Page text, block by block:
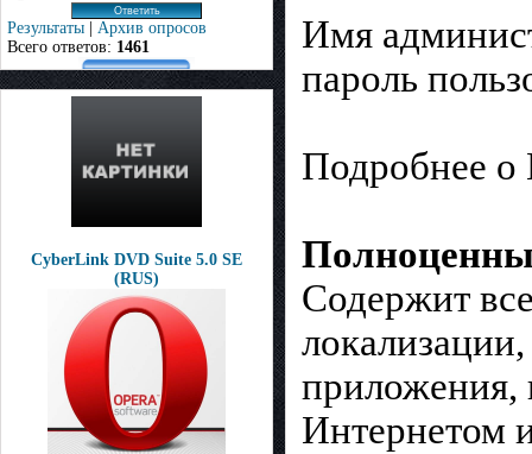
Результаты | Архив опросов
Всего ответов: 1461
CyberLink DVD Suite 5.0 SE
(RUS)
Имя
пароль
Подробнее о
Содержит
приложения,
Интернетом